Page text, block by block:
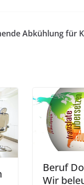
Abkühlung für
Beruf
Wir